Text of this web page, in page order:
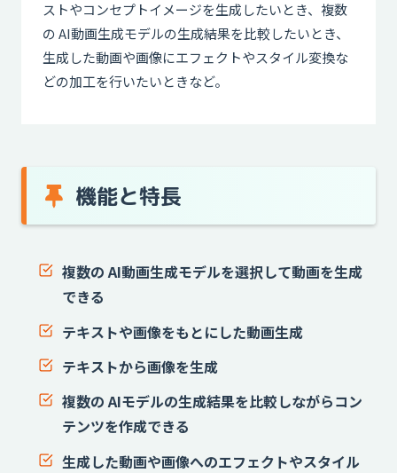
ストやコンセプトイメージを生成したいとき、複数
の AI動画生成モデルの生成結果を比較したいとき、
生成した動画や画像にエフェクトやスタイル変換な
どの加工を行いたいときなど。
機能と特長
複数の AI動画生成モデルを選択して動画を生成
できる
テキストや画像をもとにした動画生成
テキストから画像を生成
複数の AIモデルの生成結果を比較しながらコン
テンツを作成できる
生成した動画や画像へのエフェクトやスタイル